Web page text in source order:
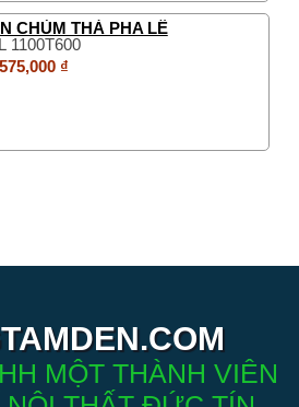
CHÙM THẢ PHA LÊ
1100T600
₫
MỘT THÀNH VIÊN